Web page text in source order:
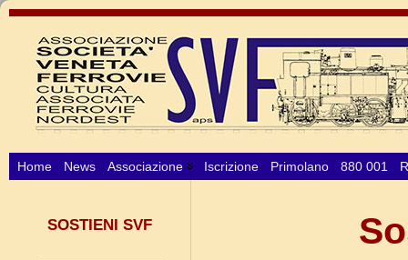
Home News Associazione Iscrizione Primolano 880 001
SOSTIENI SVF